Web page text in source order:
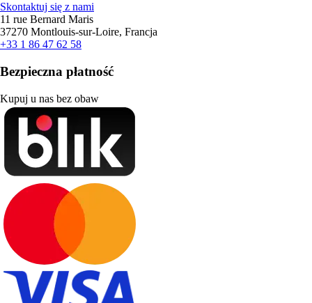
Skontaktuj się z nami
11 rue Bernard Maris
37270 Montlouis-sur-Loire, Francja
+33 1 86 47 62 58
Bezpieczna płatność
Kupuj u nas bez obaw